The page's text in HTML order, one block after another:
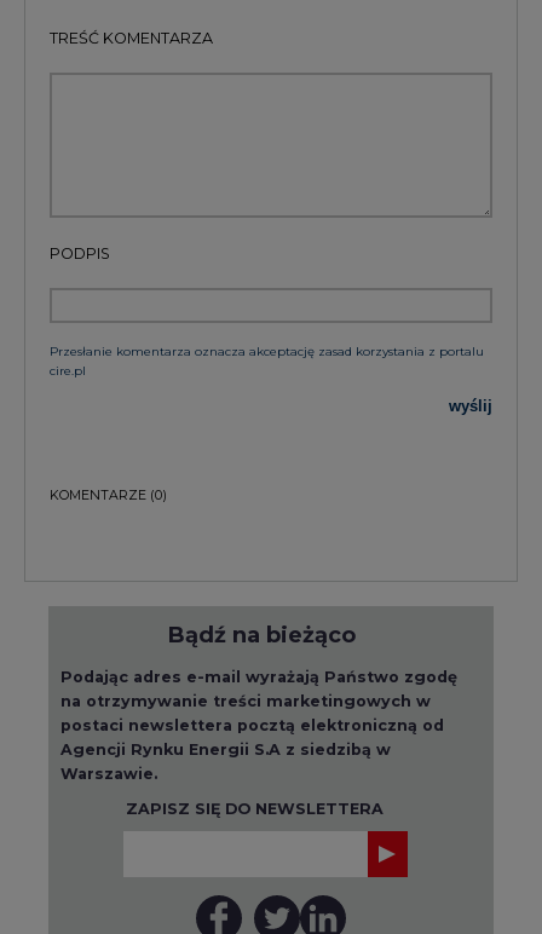
TREŚĆ KOMENTARZA
PODPIS
Przesłanie komentarza oznacza akceptację zasad korzystania z portalu
cire.pl
wyślij
KOMENTARZE (0)
Bądź na bieżąco
Podając adres e-mail wyrażają Państwo zgodę
na otrzymywanie treści marketingowych w
postaci newslettera pocztą elektroniczną od
Agencji Rynku Energii S.A z siedzibą w
Warszawie.
ZAPISZ SIĘ DO NEWSLETTERA